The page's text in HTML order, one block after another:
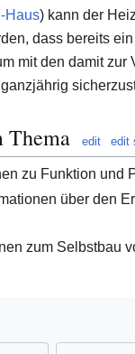
Haus) kann der
dass bereits
mit den damit
Thema edit edit
zu Funktion und
über den
zum Selbstbau